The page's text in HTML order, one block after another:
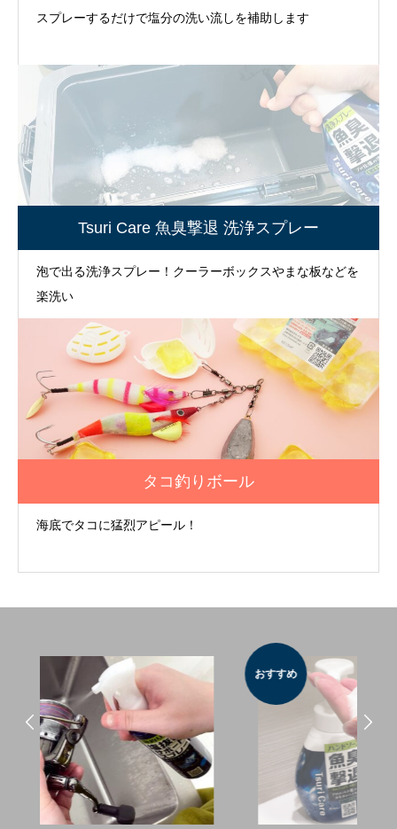
スプレーするだけで塩分の洗い流しを補助します
Tsuri Care 魚臭撃退 洗浄スプレー
泡で出る洗浄スプレー！クーラーボックスやまな板などを
楽洗い
タコ釣りボール
海底でタコに猛烈アピール！
おすすめ